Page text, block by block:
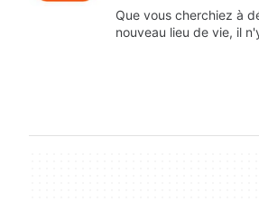
Que vous cherchiez à
nouveau lieu de vie, il